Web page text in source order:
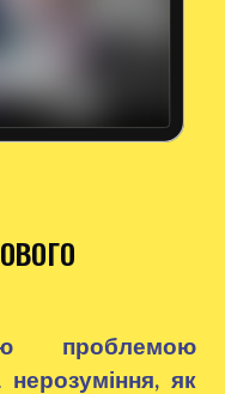
проблемою
нерозуміння, як